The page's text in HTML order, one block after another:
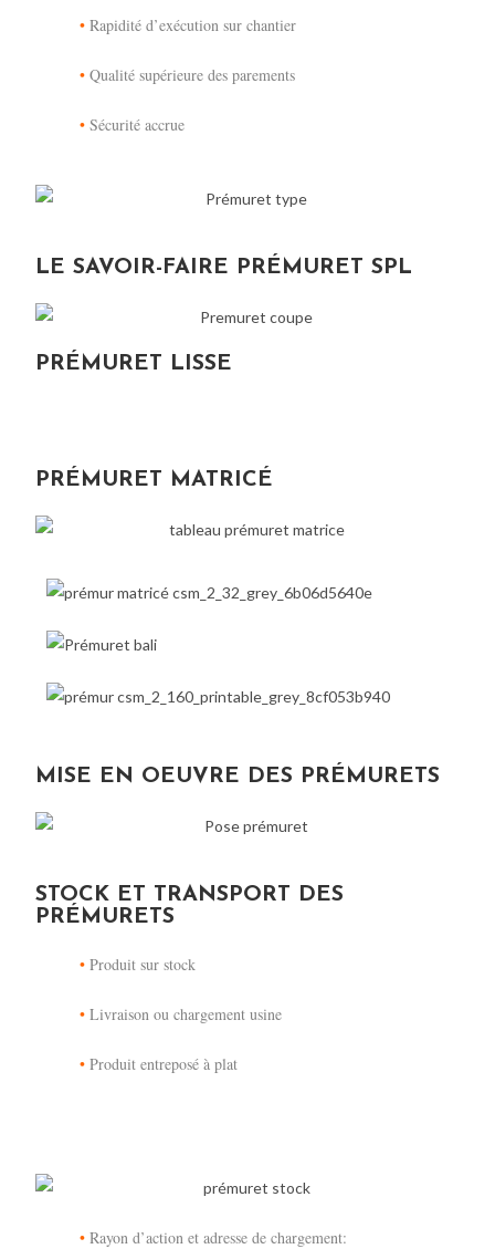
• Rapidité d’exécution sur chantier
• Qualité supérieure des parements
• Sécurité accrue
LE SAVOIR-FAIRE PRÉMURET SPL
PRÉMURET LISSE
PRÉMURET MATRICÉ
MISE EN OEUVRE DES PRÉMURETS
STOCK ET TRANSPORT DES
PRÉMURETS
• Produit sur stock
• Livraison ou chargement usine
• Produit entreposé à plat
• Rayon d’action et adresse de chargement: